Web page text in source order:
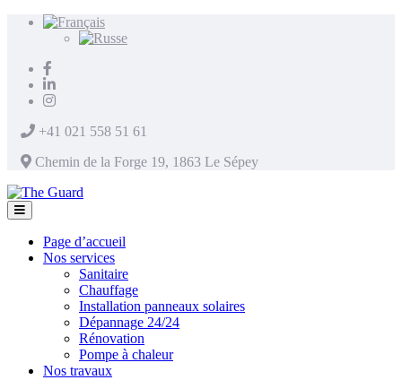
+41 021 558 51 61
Chemin de la Forge 19, 1863 Le Sépey
Page d’accueil
Nos services
Sanitaire
Chauffage
Installation panneaux solaires
Dépannage 24/24
Rénovation
Pompe à chaleur
Nos travaux